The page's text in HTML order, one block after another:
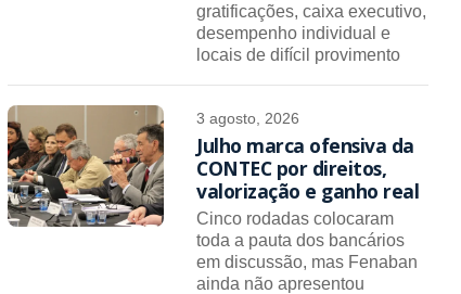
gratificações, caixa executivo,
desempenho individual e
locais de difícil provimento
3 agosto, 2026
Julho marca ofensiva da
CONTEC por direitos,
valorização e ganho real
Cinco rodadas colocaram
toda a pauta dos bancários
em discussão, mas Fenaban
ainda não apresentou